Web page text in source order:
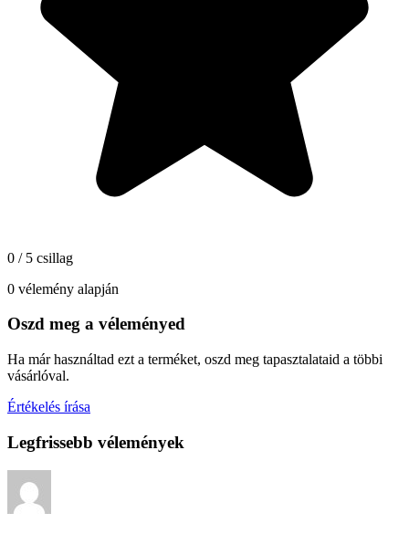
0 / 5 csillag
0 vélemény alapján
Oszd meg a véleményed
Ha már használtad ezt a terméket, oszd meg tapasztalataid a többi
vásárlóval.
Értékelés írása
Legfrissebb vélemények